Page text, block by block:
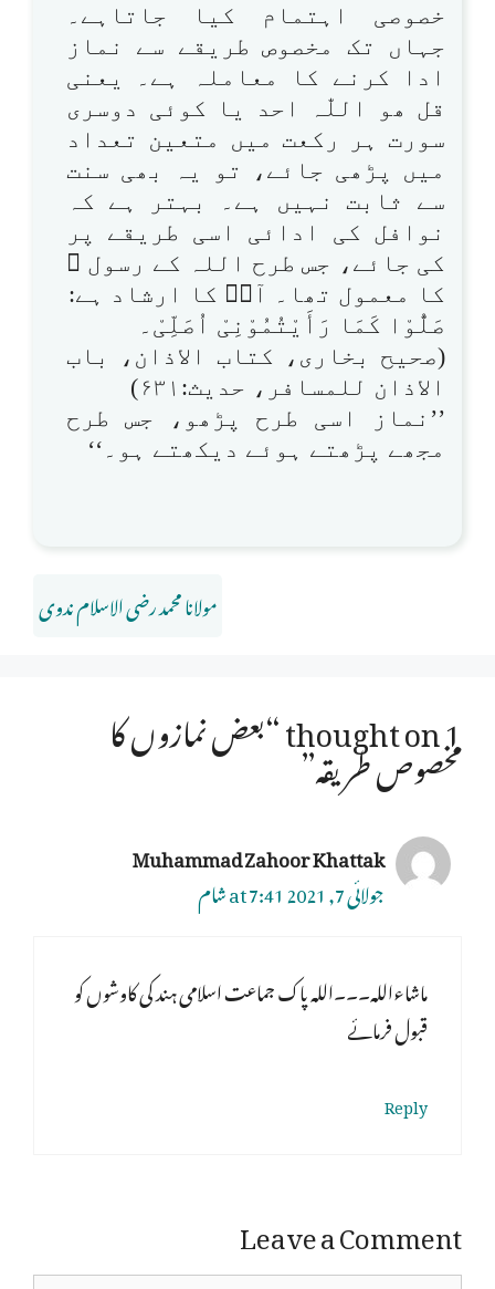
خصوصی اہتمام کیا جاتاہے۔
جہاں تک مخصوص طریقے سے نماز
ادا کرنے کا معاملہ ہے۔ یعنی
قل ھو اللّٰہ احد یا کوئی دوسری
سورت ہر رکعت میں متعین تعداد
میں پڑھی جائے، تو یہ بھی سنت
سے ثابت نہیں ہے۔ بہتر ہے کہ
نوافل کی ادائی اسی طریقے پر
کی جائے، جس طرح اللہ کے رسول ﷺ
کا معمول تھا۔ آپؐ کا ارشاد ہے:
صَلُّوْا کَمَا رَأَیْتُمُوْنِیْ اُصَلِّیْ۔
(صحیح بخاری، کتاب الاذان، باب
الاذان للمسافر، حدیث:۶۳۱)
’’نماز اسی طرح پڑھو، جس طرح
مجھے پڑھتے ہوئے دیکھتے ہو۔‘‘
مولانا محمد رضی الاسلام ندوی
1 thought on “بعض نمازوں کا مخصوص طریقہ”
Muhammad Zahoor Khattak
جولائی 7, 2021 at 7:41 شام
ماشاءاللہ۔۔۔اللہ پاک جماعت اسلامی ہند کی کاوشوں کو
قبول فرمائے
Reply
Leave a Comment